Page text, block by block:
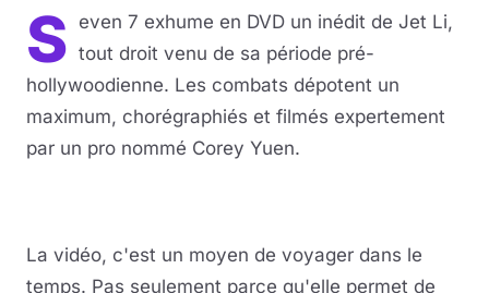
S even 7 exhume en DVD un inédit de Jet Li,
tout droit venu de sa période pré-
hollywoodienne. Les combats dépotent un
maximum, chorégraphiés et filmés expertement
par un pro nommé Corey Yuen.
La vidéo, c'est un moyen de voyager dans le
temps. Pas seulement parce qu'elle permet de